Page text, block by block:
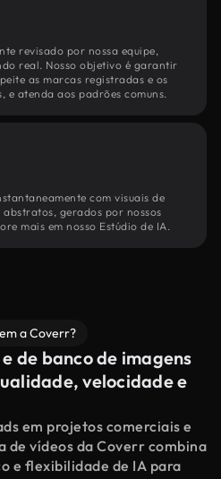
revisado por nossa equipe,
real. Nosso objetivo é garantir
as marcas registradas e os
e atenda aos padrões comuns.
com visuais de
gerados por nossos
mais em nosso Estúdio de IA.
a Coverr?
de banco de imagens
velocidade e
em projetos comerciais e
de vídeos da Coverr combina
e flexibilidade de IA para